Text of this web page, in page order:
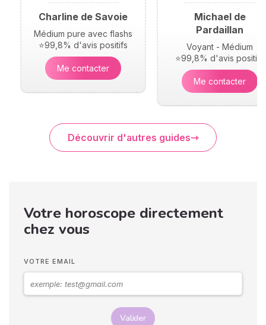
Charline de Savoie
Médium pure avec flashs
⭐99,8% d'avis positifs
Me contacter
Michael de
Pardaillan
Voyant - Médium
⭐99,8% d'avis positifs
Me contacter
Découvrir d'autres guides
Votre horoscope directement
chez vous
VOTRE EMAIL
Valider